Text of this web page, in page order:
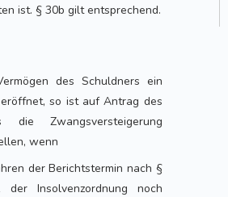
ist. § 30b gilt entsprechend.
des Schuldners ein
so ist auf Antrag des
die Zwangsversteigerung
wenn
der Berichtstermin nach §
Insolvenzordnung noch